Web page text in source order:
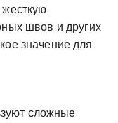
швов и других
значение для
сложные